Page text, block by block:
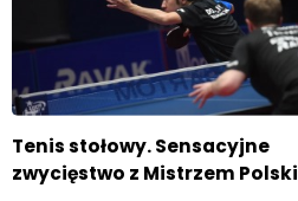
Tenis stołowy. Sensacyjne
zwycięstwo z Mistrzem Polski